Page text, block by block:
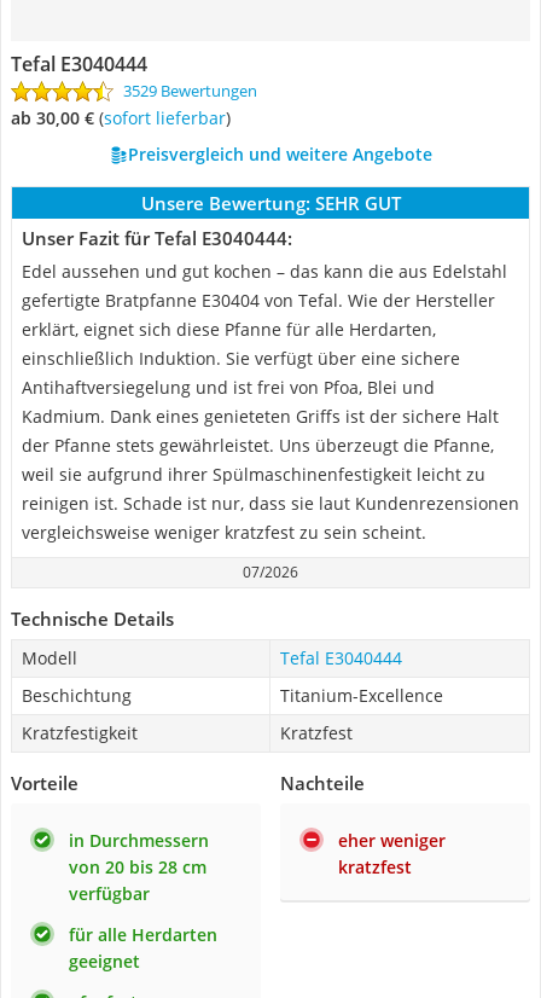
Tefal E3040444
3529 Bewertungen
ab 30,00 € ( Sofort lieferbar)
Preisvergleich und weitere Angebote
Unsere Bewertung: SEHR GUT
Unser Fazit für Tefal E3040444:
Edel aussehen und gut kochen – das kann die aus Edelstahl
gefertigte Bratpfanne E30404 von Tefal. Wie der Hersteller
erklärt, eignet sich diese Pfanne für alle Herdarten,
einschließlich Induktion. Sie verfügt über eine sichere
Antihaftversiegelung und ist frei von Pfoa, Blei und
Kadmium. Dank eines genieteten Griffs ist der sichere Halt
der Pfanne stets gewährleistet. Uns überzeugt die Pfanne,
weil sie aufgrund ihrer Spülmaschinenfestigkeit leicht zu
reinigen ist. Schade ist nur, dass sie laut Kundenrezensionen
vergleichsweise weniger kratzfest zu sein scheint.
07/2026
Technische Details
Modell
Tefal E3040444
Beschichtung
Titanium-Excellence
Kratzfestigkeit
Kratzfest
Vorteile
in Durchmessern
von 20 bis 28 cm
verfügbar
für alle Herdarten
geeignet
Nachteile
eher weniger
kratzfest